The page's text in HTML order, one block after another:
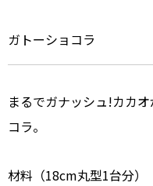
ガトーショコラ
まるでガナッシュ!カカ
コラ。
材料（18cm丸型1台分）